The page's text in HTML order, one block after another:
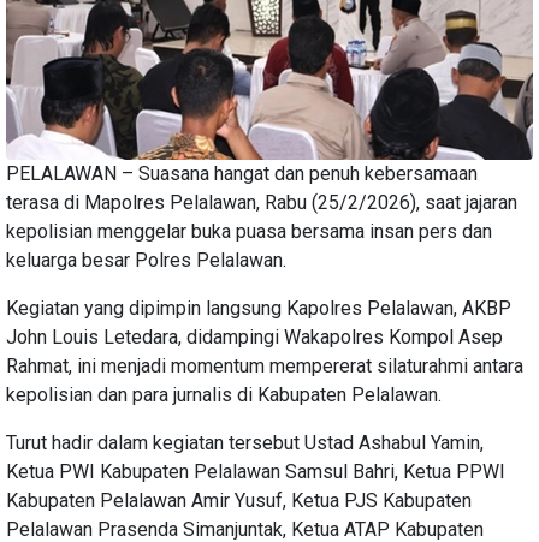
PELALAWAN – Suasana hangat dan penuh kebersamaan
terasa di Mapolres Pelalawan, Rabu (25/2/2026), saat jajaran
kepolisian menggelar buka puasa bersama insan pers dan
keluarga besar Polres Pelalawan.
Kegiatan yang dipimpin langsung Kapolres Pelalawan, AKBP
John Louis Letedara, didampingi Wakapolres Kompol Asep
Rahmat, ini menjadi momentum mempererat silaturahmi antara
kepolisian dan para jurnalis di Kabupaten Pelalawan.
Turut hadir dalam kegiatan tersebut Ustad Ashabul Yamin,
Ketua PWI Kabupaten Pelalawan Samsul Bahri, Ketua PPWI
Kabupaten Pelalawan Amir Yusuf, Ketua PJS Kabupaten
Pelalawan Prasenda Simanjuntak, Ketua ATAP Kabupaten